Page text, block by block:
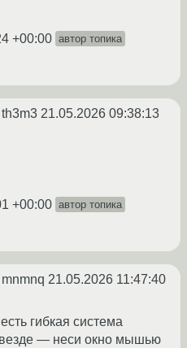
+00:00 автор топика
th3m3 21.05.2026 09:38:13
+00:00 автор топика
mnmnq 21.05.2026 11:47:40
гибкая система
везде — неси окно мышью